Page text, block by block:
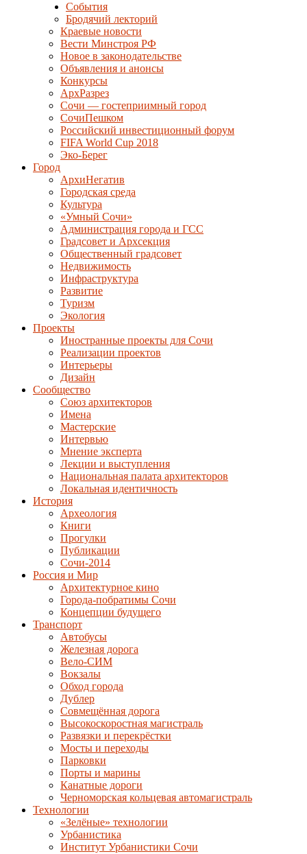
События
Бродячий лекторий
Краевые новости
Вести Минстроя РФ
Новое в законодательстве
Объявления и анонсы
Конкурсы
АрхРазрез
Сочи — гостеприимный город
СочиПешком
Российский инвестиционный форум
FIFA World Cup 2018
Эко-Берег
Город
АрхиНегатив
Городская среда
Культура
«Умный Сочи»
Администрация города и ГСС
Градсовет и Архсекция
Общественный градсовет
Недвижимость
Инфраструктура
Развитие
Туризм
Экология
Проекты
Иностранные проекты для Сочи
Реализации проектов
Интерьеры
Дизайн
Сообщество
Союз архитекторов
Имена
Мастерские
Интервью
Мнение эксперта
Лекции и выступления
Национальная палата архитекторов
Локальная идентичность
История
Археология
Книги
Прогулки
Публикации
Сочи-2014
Россия и Мир
Архитектурное кино
Города-побратимы Сочи
Концепции будущего
Транспорт
Автобусы
Железная дорога
Вело-СИМ
Вокзалы
Обход города
Дублер
Совмещённая дорога
Высокоскоростная магистраль
Развязки и перекрёстки
Мосты и переходы
Парковки
Порты и марины
Канатные дороги
Черноморская кольцевая автомагистраль
Технологии
«Зелёные» технологии
Урбанистика
Институт Урбанистики Сочи